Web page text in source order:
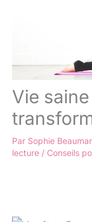
Vie
Par Sophie
lecture / Conseils